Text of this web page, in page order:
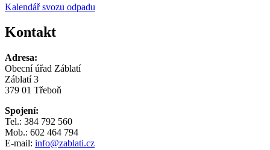
Kalendář svozu odpadu
Kontakt
Adresa:
Obecní úřad Záblatí
Záblatí 3
379 01 Třeboň
Spojení:
Tel.: 384 792 560
Mob.: 602 464 794
E-mail: info@zablati.cz